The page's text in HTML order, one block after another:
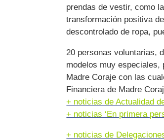
prendas de vestir, como
transformación positiva
descontrolado de ropa,
20 personas voluntarias,
modelos muy especiales,
Madre Coraje con las
Financiera de Madre
+ noticias de Actualidad
+ noticias ‘En primera
+ noticias de